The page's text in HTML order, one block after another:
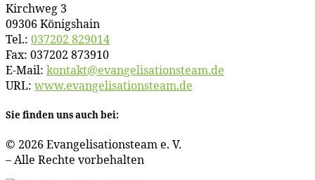
Kirch­weg 3
09306 Königshain
Tel.: 037202 829014
Fax: 037202 873910
E‑Mail: kontakt@​evangelisationsteam.​de
URL: www​.evan​ge​li​sa​ti​ons​team​.de
Sie fin­den uns auch bei:
© 2026 Evan­ge­li­sa­ti­ons­team e. V.
– Al­le Rech­te vorbehalten